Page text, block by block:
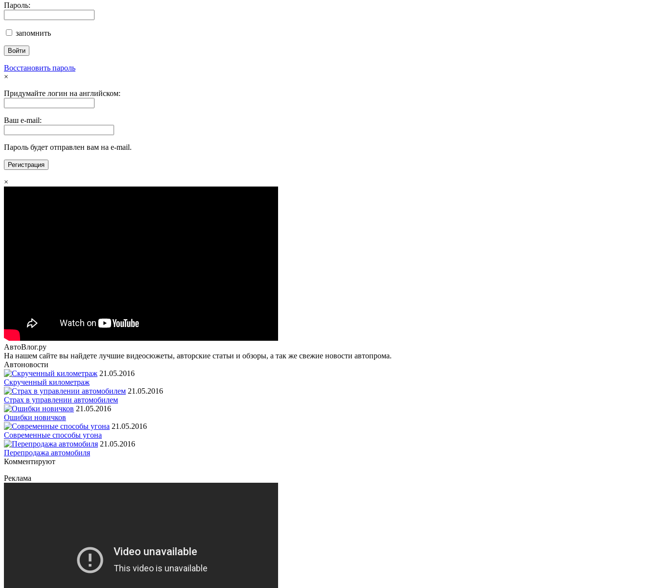
Пароль:
запомнить
Восстановить пароль
×
Придумайте логин на английском:
Ваш e-mail:
Пароль будет отправлен вам на e-mail.
×
АвтоВлог.ру
На нашем сайте вы найдете лучшие видеосюжеты, авторские статьи и обзоры, а так же свежие новости автопрома.
Автоновости
21.05.2016
Скрученный километраж
21.05.2016
Страх в управлении автомобилем
21.05.2016
Ошибки новичков
21.05.2016
Современные способы угона
21.05.2016
Перепродажа автомобиля
Комментируют
Реклама